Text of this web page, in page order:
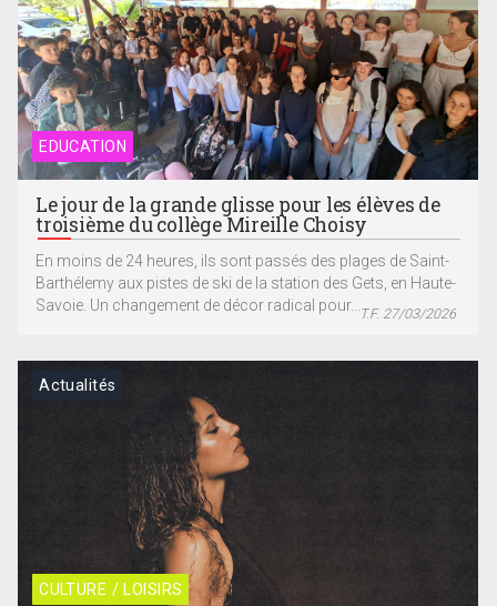
EDUCATION
Le jour de la grande glisse pour les élèves de
troisième du collège Mireille Choisy
En moins de 24 heures, ils sont passés des plages de Saint-
Barthélemy aux pistes de ski de la station des Gets, en Haute-
Savoie. Un changement de décor radical pour...
T.F. 27/03/2026
CULTURE / LOISIRS
Actualités